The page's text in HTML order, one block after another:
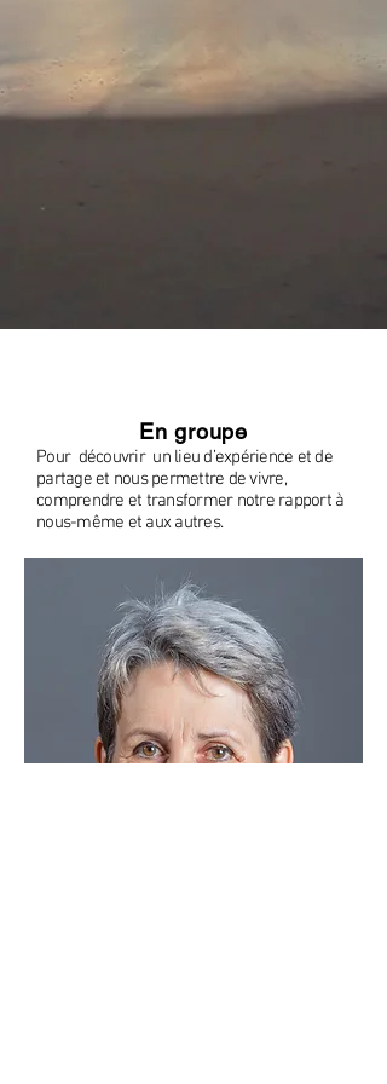
En groupe
Pour découvrir un lieu d’expérience et de
partage et nous permettre de vivre,
comprendre et transformer notre rapport à
nous-même et aux autres.